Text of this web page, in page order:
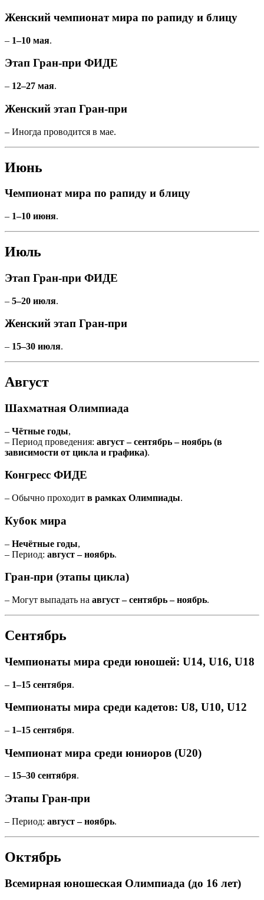
Женский чемпионат мира по рапиду и блицу
– 1–10 мая.
Этап Гран-при ФИДЕ
– 12–27 мая.
Женский этап Гран-при
– Иногда проводится в мае.
Июнь
Чемпионат мира по рапиду и блицу
– 1–10 июня.
Июль
Этап Гран-при ФИДЕ
– 5–20 июля.
Женский этап Гран-при
– 15–30 июля.
Август
Шахматная Олимпиада
– Чётные годы,
– Период проведения: август – сентябрь – ноябрь (в
зависимости от цикла и графика).
Конгресс ФИДЕ
– Обычно проходит в рамках Олимпиады.
Кубок мира
– Нечётные годы,
– Период: август – ноябрь.
Гран-при (этапы цикла)
– Могут выпадать на август – сентябрь – ноябрь.
Сентябрь
Чемпионаты мира среди юношей: U14, U16, U18
– 1–15 сентября.
Чемпионаты мира среди кадетов: U8, U10, U12
– 1–15 сентября.
Чемпионат мира среди юниоров (U20)
– 15–30 сентября.
Этапы Гран-при
– Период: август – ноябрь.
Октябрь
Всемирная юношеская Олимпиада (до 16 лет)